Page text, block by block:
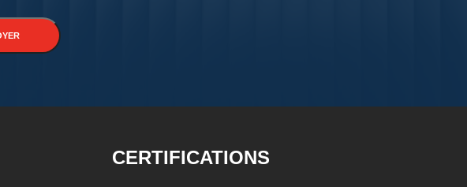
CERTIFICATIONS